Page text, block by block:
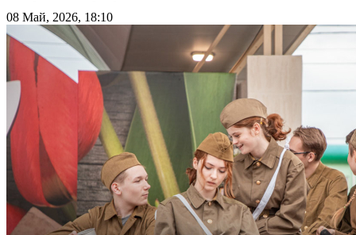
08 Май, 2026, 18:10